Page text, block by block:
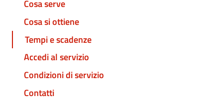
Cosa serve
Cosa si ottiene
Tempi e scadenze
Accedi al servizio
Condizioni di servizio
Contatti